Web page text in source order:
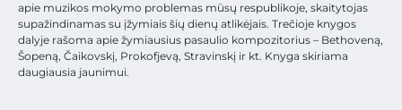
apie muzikos mokymo problemas mūsų respublikoje, skaitytojas
supažindinamas su įžymiais šių dienų atlikėjais. Trečioje knygos
dalyje rašoma apie žymiausius pasaulio kompozitorius – Bethoveną,
Šopeną, Čaikovskį, Prokofjevą, Stravinskį ir kt. Knyga skiriama
daugiausia jaunimui.